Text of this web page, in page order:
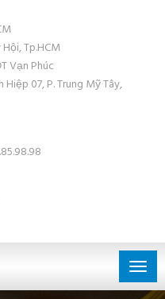
Tp.HCM
Vạn Phúc
07, P. Trung Mỹ Tây,